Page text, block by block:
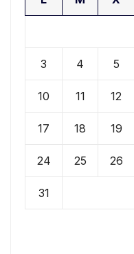
3 4 5
10 11 12
17 18 19
24 25 26
31